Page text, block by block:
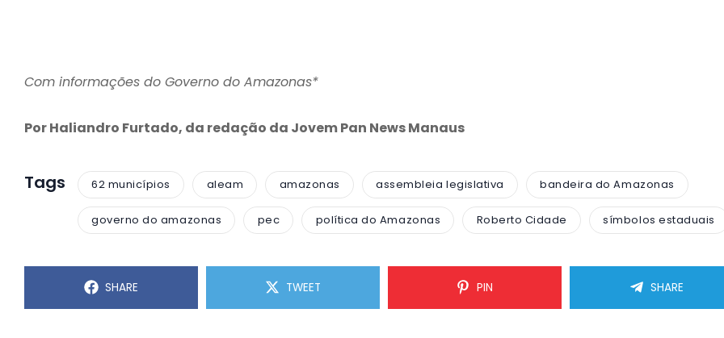
Com informações do Governo do Amazonas*
Por Haliandro Furtado, da redação da Jovem Pan News Manaus
Tags 62 municípios aleam amazonas assembleia legislativa bandeira do Amazonas
governo do amazonas pec política do Amazonas Roberto Cidade símbolos estaduais
SHARE TWEET PIN SHARE